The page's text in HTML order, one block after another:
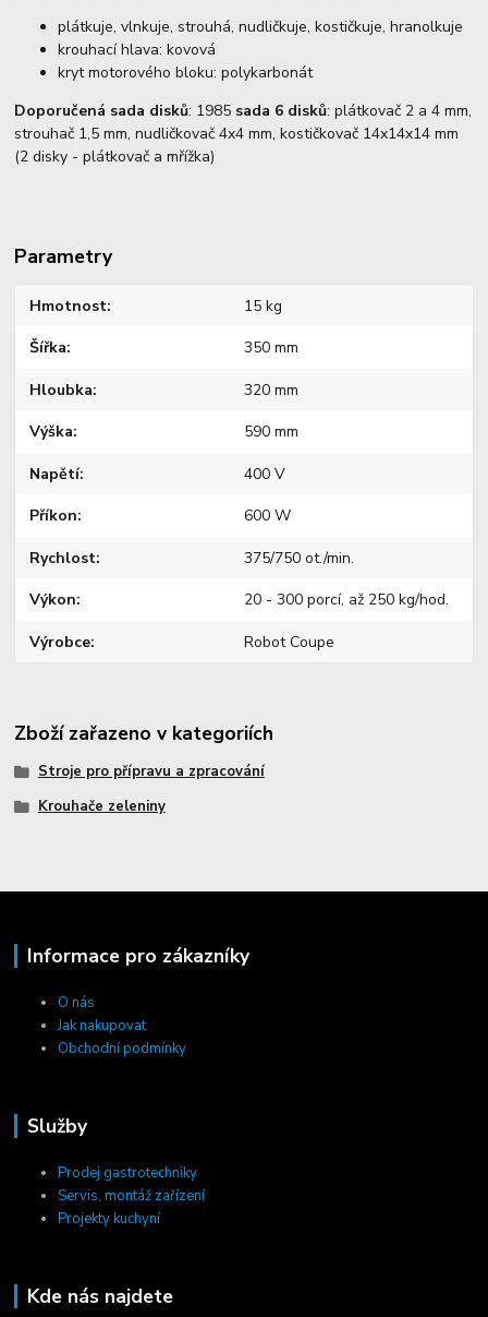
plátkuje, vlnkuje, strouhá, nudličkuje, kostičkuje, hranolkuje
krouhací hlava: kovová
kryt motorového bloku: polykarbonát
Doporučená sada disků: 1985 sada 6 disků: plátkovač 2 a 4 mm,
strouhač 1,5 mm, nudličkovač 4x4 mm, kostičkovač 14x14x14 mm
(2 disky - plátkovač a mřížka)
Parametry
Hmotnost 15 kg
Šířka 350 mm
Hloubka 320 mm
Výška 590 mm
Napětí 400 V
Příkon 600 W
Rychlost 375/750 ot./min.
Výkon 20 - 300 porcí, až 250 kg/hod.
Výrobce Robot Coupe
Zboží zařazeno v kategoriích
Stroje pro přípravu a zpracování
Krouhače zeleniny
Informace pro zákazníky
O nás
Jak nakupovat
Obchodní podmínky
Služby
Prodej gastrotechniky
Servis, montáž zařízení
Projekty kuchyní
Kde nás najdete